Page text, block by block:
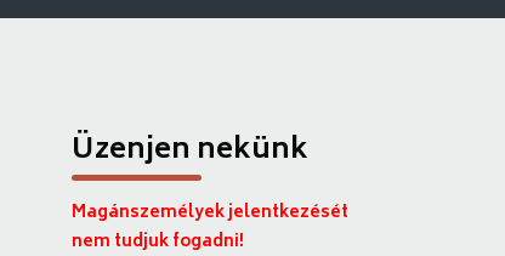
Üzenjen nekünk
Magánszemélyek jelentkezését
nem tudjuk fogadni!